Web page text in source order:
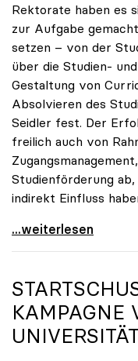
Rektorate haben es
zur Aufgabe
setzen – von der
über die Studien-
Gestaltung von
Absolvieren des
Seidler fest. Der
freilich auch von
Studienförderung
indirekt Einfluss
Seidler:
...weiterlesen
KAMPAGNE